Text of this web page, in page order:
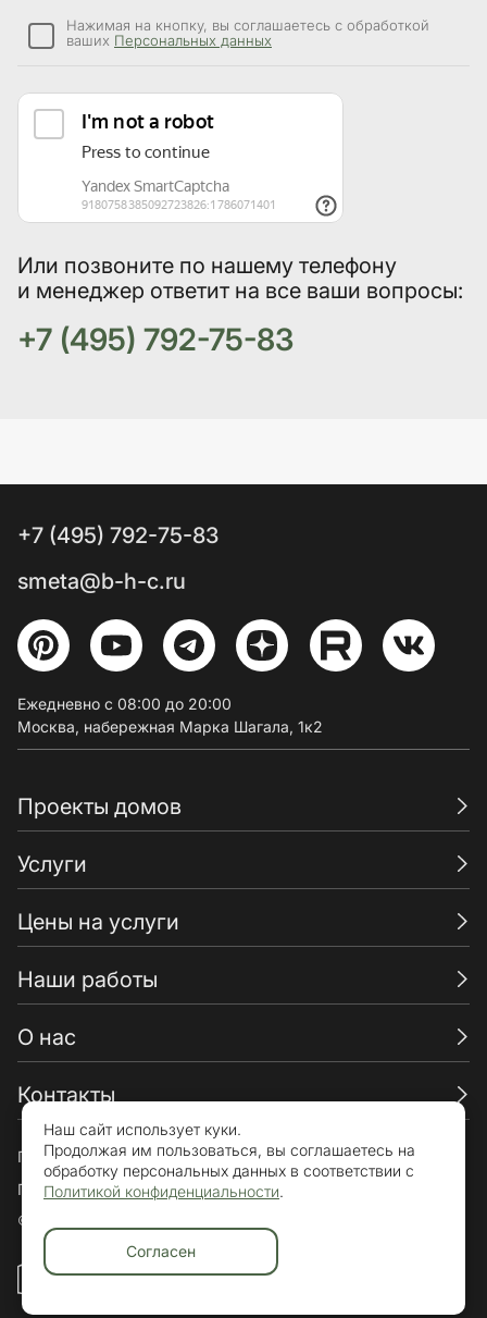
Или позвоните по нашему телефону
и менеджер ответит на все ваши вопросы:
+7 (495) 792-75-83
Нажимая на кнопку, вы соглашаетесь с обработкой
ваших Персональных данных
Пользовательское соглашение
Политика конфиденциальности
© «Брикхаус» 2015-2026. Все права защищены.
Проекты домов
Услуги
Цены на услуги
Наши работы
О нас
Контакты
+7 (495) 792-75-83
smeta@b-h-c.ru
Ежедневно с 08:00 до 20:00
Москва, набережная Марка Шагала, 1к2
Наш сайт использует куки.
Продолжая им пользоваться, вы соглашаетесь на
обработку персональных данных в соответствии с
Политикой конфиденциальности.
Согласен